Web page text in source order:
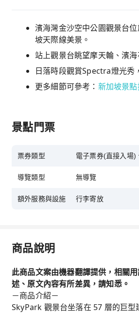
濱海灣金沙空中公園觀景台
坡天際線美景。
站上觀景台眺望摩天輪、濱
日落時段觀賞Spectra燈光秀
更多細節可參考： 新加坡景
景點門票
票券類型 電子票券(直接入場)
導覽類型 無導覽
額外服務與設施 行李寄放
商品說明
此商品文案由機器翻譯提供，相關
述、原文內容有所差異，請知悉。
－商品介紹－
SkyPark 觀景台坐落在 57 層的巨型